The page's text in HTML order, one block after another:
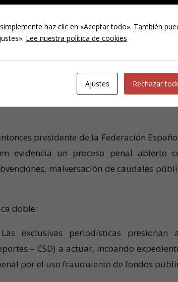
de juego, sino que se han extendido al
federativas, que manejan dinero
presidente de la Federación
evidencia un proceso penal abierto
malversación de caudales
doble:
exclusivas periodísticas presionan
– CSD) a actuar, incoando
por el uso fraudulento de fondos
haz clic en «Aceptar todo». También
Lee nuestra política de cookies
Ajustes Rechazar